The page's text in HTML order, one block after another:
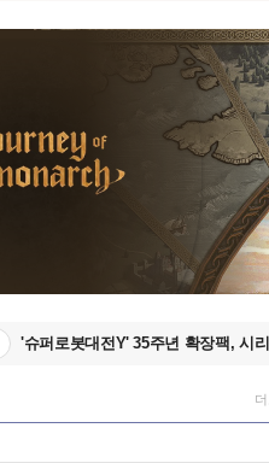
검과 방패, 돌진기에 원거리 공격
'GTA6' 예약 구매, 테이크투 "전
잔홍, 링코와 여름 이벤트, 수
'오너' 빼고, '페인터' 출전한 T1,
'슈퍼로봇대전Y' 35주년 확장팩, 시
검과 방패, 돌진기에 원거리 공격